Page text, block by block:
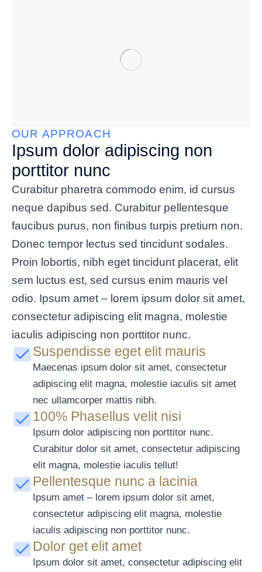
OUR APPROACH
Ipsum dolor adipiscing non
porttitor nunc
Curabitur pharetra commodo enim, id cursus
neque dapibus sed. Curabitur pellentesque
faucibus purus, non finibus turpis pretium non.
Donec tempor lectus sed tincidunt sodales.
Proin lobortis, nibh eget tincidunt placerat, elit
sem luctus est, sed cursus enim mauris vel
odio. Ipsum amet – lorem ipsum dolor sit amet,
consectetur adipiscing elit magna, molestie
iaculis adipiscing non porttitor nunc.
Suspendisse eget elit mauris
Maecenas ipsum dolor sit amet, consectetur
adipiscing elit magna, molestie iaculis sit amet
nec ullamcorper mattis nibh.
100% Phasellus velit nisi
Ipsum dolor adipiscing non porttitor nunc.
Curabitur dolor sit amet, consectetur adipiscing
elit magna, molestie iaculis tellut!
Pellentesque nunc a lacinia
Ipsum amet – lorem ipsum dolor sit amet,
consectetur adipiscing elit magna, molestie
iaculis adipiscing non porttitor nunc.
Dolor get elit amet
Ipsum dolor sit amet, consectetur adipiscing elit